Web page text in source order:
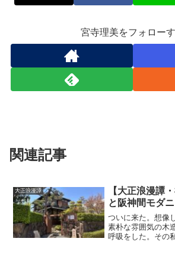
宮寺理美をフォロー
関連記事
大正浪漫譚
【大正浪漫譚
と阪神間モダ
ついに来た。想像
素朴な雰囲気の木
呼吸をした。その